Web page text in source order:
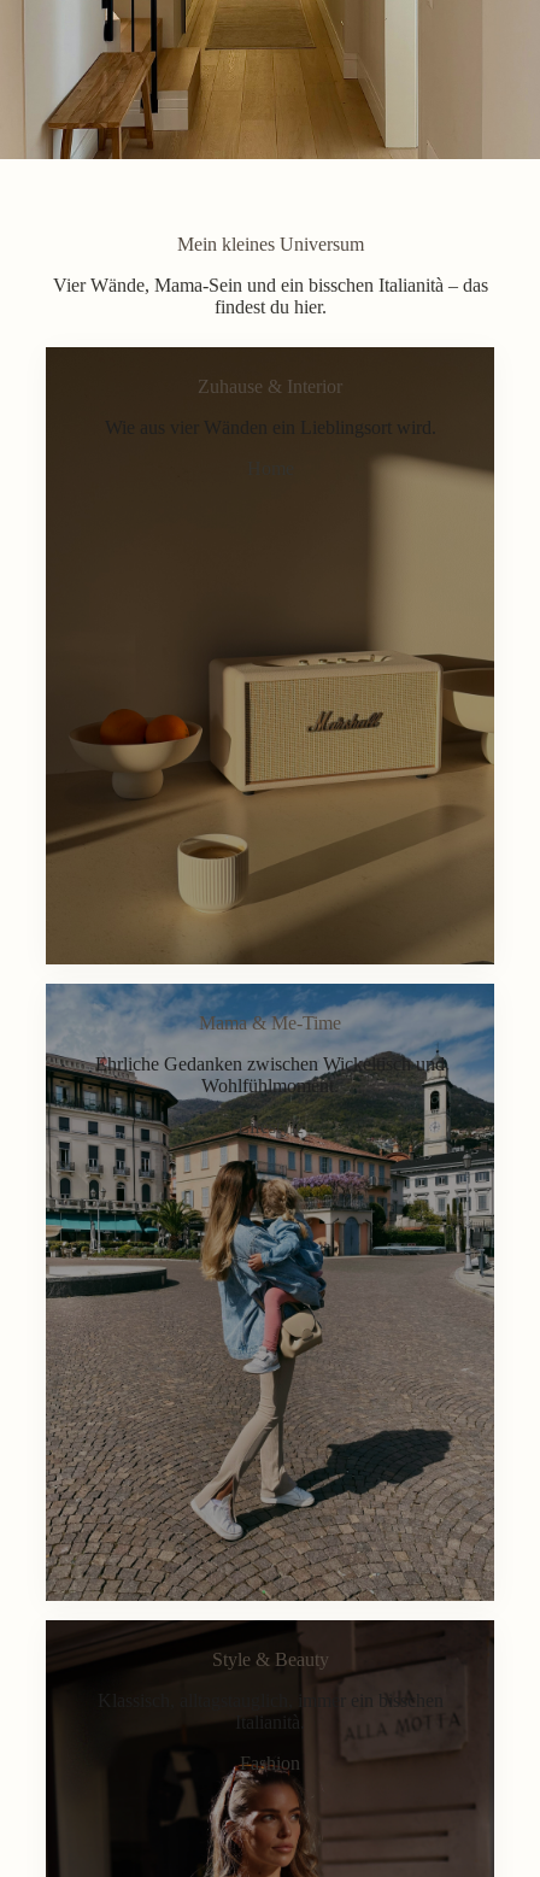
Mein kleines Universum
Vier Wände, Mama-Sein und ein bisschen Italianità – das
findest du hier.
Zuhause & Interior
Wie aus vier Wänden ein Lieblingsort wird.
Mama & Me-Time
Ehrliche Gedanken zwischen Wickeltisch und
Wohlfühlmoment.
Lifestyle
Style & Beauty
Klassisch, alltagstauglich, immer ein bisschen
Italianità.
Fashion